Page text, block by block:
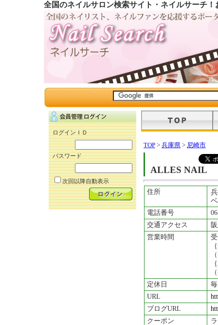
全国のネイルサロン検索サイト・ネイルサーチ
ログインＩＤ
パスワード
次回以降自動表示
TOP > 兵庫県 > 尼崎市
ALLES NAIL
住所
電話番号
交通アクセス
営業時間
定休日
URL
ブログURL
クーポン